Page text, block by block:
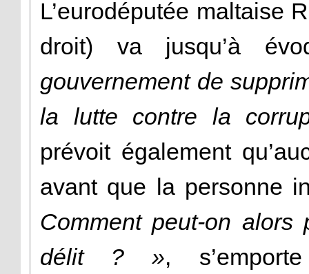
L’eurodéputée maltaise
droit) va jusqu’à
gouvernement de
la lutte contre la
prévoit également
avant que la personne
Comment peut-on
délit ? »,